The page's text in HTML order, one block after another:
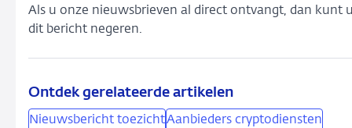
Als u onze nieuwsbrieven al direct ontvangt, dan kunt
dit bericht negeren.
Ontdek gerelateerde artikelen
Nieuwsbericht toezichtAanbieders cryptodiensten